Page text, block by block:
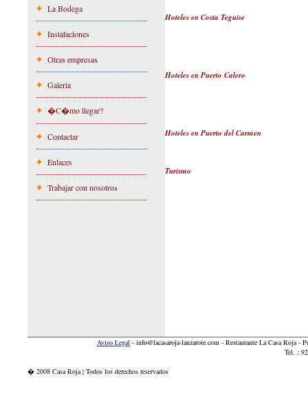
La Bodega
Instalaciones
Otras empresas
Galeria
�C�mo llegar?
Contactar
Enlaces
Trabajar con nosotros
Hoteles en Costa Teguise
Hoteles en Puerto Calero
Hoteles en Puerto del Carmen
Turismo
Aviso Legal - info@lacasaroja-lanzarote.com - Restaurante La Casa Roja -
Tel. :
� 2008 Casa Roja | Todos los derechos reservados